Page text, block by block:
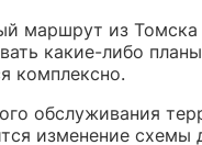
маршрут из
какие-либо
комплексно.
обслуживания
изменение схемы